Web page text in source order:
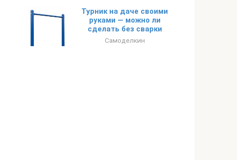
Турник на даче своими
руками — можно ли
сделать без сварки
Самоделкин